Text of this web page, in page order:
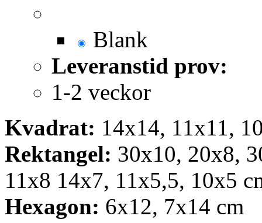
Blank
Leveranstid prov:
1-2 veckor
Kvadrat: 14x14, 11x11,
Rektangel: 30x10, 20x8,
11x8 14x7, 11x5,5, 10x5
Hexagon: 6x12, 7x14 cm